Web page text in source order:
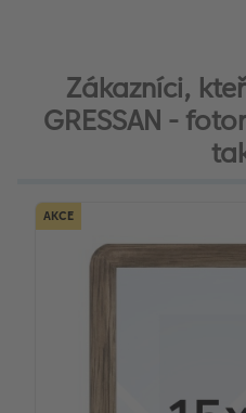
Zákazníci,
GRESSAN -
AKCE